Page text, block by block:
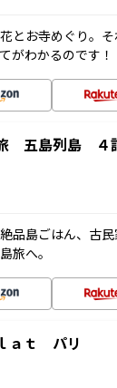
とお寺めぐり。
がわかるのです！
五島列島 ４
品島ごはん、古
旅へ。
ａｔ パリ